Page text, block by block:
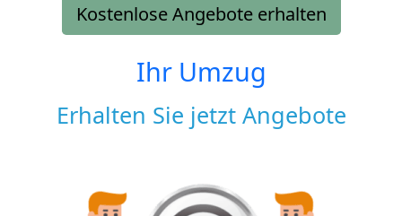
Kostenlose Angebote erhalten
Ihr Umzug
Erhalten Sie jetzt Angebote